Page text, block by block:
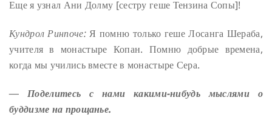
Еще я узнал Ани Долму [сестру геше Тензина Сопы]!
Кундрол Ринпоче:Я помню только геше Лосанга Шераба,
учителя в монастыре Копан. Помню добрые времена,
когда мы учились вместе в монастыре Сера.
― Поделитесь с нами какими-нибудь мыслями о
буддизме на прощанье.